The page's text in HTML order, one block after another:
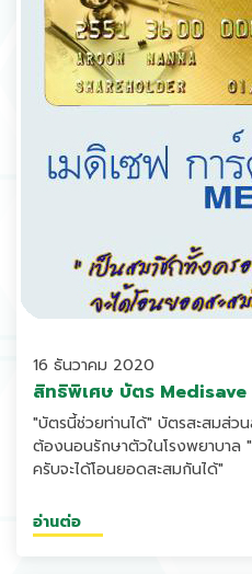
16 ธันวาคม 2020
สิทธิพิเศษ บัตร
"บัตรนี้ช่วยท่านได้" บัตรสะสมส่ว
ต้องนอนรักษาตัวในโรงพยาบาล
ครับจะได้โอนยอดสะสมกันได้"
อ่านต่อ